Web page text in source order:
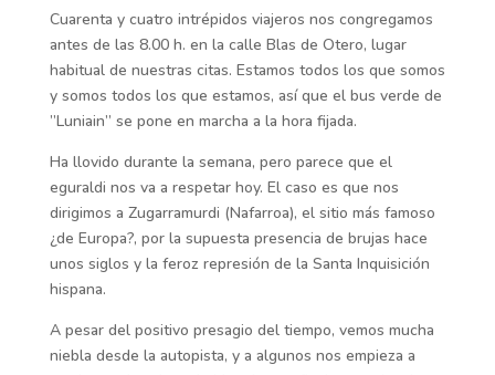
Cuarenta y cuatro intrépidos viajeros nos congregamos
antes de las 8.00 h. en la calle Blas de Otero, lugar
habitual de nuestras citas. Estamos todos los que somos
y somos todos los que estamos, así que el bus verde de
”Luniain” se pone en marcha a la hora fijada.
Ha llovido durante la semana, pero parece que el
eguraldi nos va a respetar hoy. El caso es que nos
dirigimos a Zugarramurdi (Nafarroa), el sitio más famoso
¿de Europa?, por la supuesta presencia de brujas hace
unos siglos y la feroz represión de la Santa Inquisición
hispana.
A pesar del positivo presagio del tiempo, vemos mucha
niebla desde la autopista, y a algunos nos empieza a